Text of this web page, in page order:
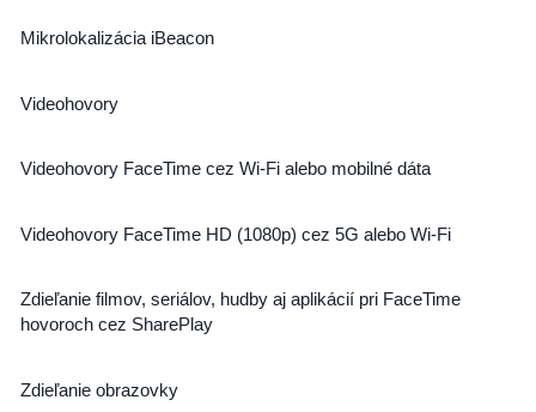
Mikrolokalizácia iBeacon
Videohovory
Videohovory FaceTime cez Wi-Fi alebo mobilné dáta
Videohovory FaceTime HD (1080p) cez 5G alebo Wi-Fi
Zdieľanie filmov, seriálov, hudby aj aplikácií pri FaceTime
hovoroch cez SharePlay
Zdieľanie obrazovky